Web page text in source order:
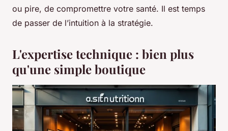
ou pire, de compromettre votre santé. Il est temps
de passer de l’intuition à la stratégie.
L'expertise technique : bien plus
qu'une simple boutique